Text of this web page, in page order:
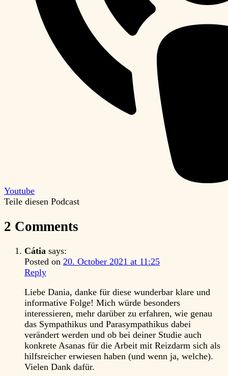
Youtube
Teile diesen Podcast
2 Comments
Cátia says:
Posted on 20. October 2021 at 11:25
Reply
Liebe Dania, danke für diese wunderbar klare und
informative Folge! Mich würde besonders
interessieren, mehr darüber zu erfahren, wie genau
das Sympathikus und Parasympathikus dabei
verändert werden und ob bei deiner Studie auch
konkrete Asanas für die Arbeit mit Reizdarm sich als
hilfsreicher erwiesen haben (und wenn ja, welche).
Vielen Dank dafür.